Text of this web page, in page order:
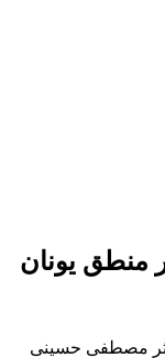
منطق یونان
اثر مصطفی حسینی